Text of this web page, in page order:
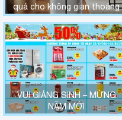
quả cho không gian thoáng
mát
VUI GIÁNG SINH – MỪNG
NĂM MỚI